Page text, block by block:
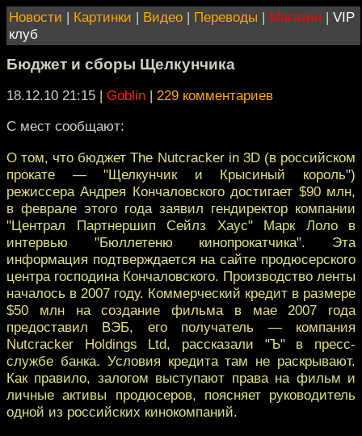
Новости | Картинки | Видео | Переводы | Магазин | VIP
клуб
Бюджет и сборы Щелкунчика
18.12.10 21:15 | Goblin | 229 комментариев
С мест сообщают:
О том, что бюджет The Nutcracker in 3D (в российском
прокате — "Щелкунчик и Крысиный король")
режиссера Андрея Кончаловского достигает $90 млн,
в феврале этого года заявил гендиректор компании
"Централ Партнершип Сейлз Хаус" Марк Лоло в
интервью "Бюллетеню кинопрокатчика". Эта
информация подтверждается на сайте продюсерского
центра господина Кончаловского. Производство ленты
началось в 2007 году. Коммерческий кредит в размере
$50 млн на создание фильма в мае 2007 года
предоставил ВЭБ, его получатель — компания
Nutcracker Holdings Ltd, рассказали "Ъ" в пресс-
службе банка. Условия кредита там не раскрывают.
Как правило, залогом выступают права на фильм и
личные активы продюсеров, поясняет руководитель
одной из российских кинокомпаний.